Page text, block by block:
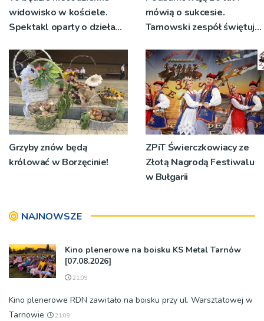
widowisko w kościele.
Spektakl oparty o dzieła
mówią o sukcesie.
Tarnowski zespół świętuje
koncert
Grzyby znów będą
królować w Borzęcinie!
ZPiT Świerczkowiacy ze
Złotą Nagrodą Festiwalu
w Bułgarii
NAJNOWSZE
Kino plenerowe na boisku KS Metal Tarnów
[07.08.2026]
21:09
Kino plenerowe RDN zawitało na boisku przy ul. Warsztatowej w
Tarnowie
21:09